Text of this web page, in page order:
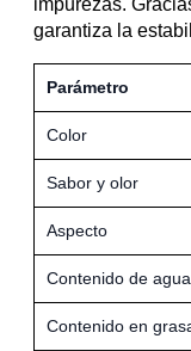
impurezas.
garantiza la
Parámetro
Color
Sabor y olor
Aspecto
Contenido de agua
Contenido en